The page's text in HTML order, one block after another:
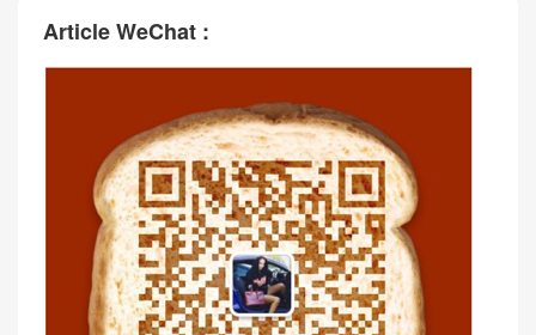
Article WeChat :